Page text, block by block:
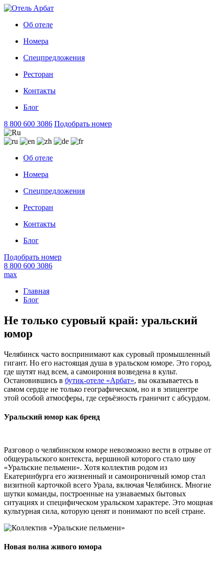
Об отеле
Номера
Спецпредложения
Ресторан
Контакты
Блог
8 800 600 3086 Подобрать номер
Об отеле
Номера
Спецпредложения
Ресторан
Контакты
Блог
Подобрать номер
8 800 600 3086
max
Главная
Блог
Не только суровый край: уральский
юмор
Челябинск часто воспринимают как суровый промышленный
гигант. Но его настоящая душа в уральском юморе. Это город,
где шутят над всем, а самоирония возведена в культ.
Остановившись в бутик-отеле «Арбат», вы оказываетесь в
самом сердце не только географическом, но и в эпицентре
этой особой атмосферы, где серьёзность граничит с абсурдом.
Уральский юмор как бренд
Разговор о челябинском юморе невозможно вести в отрыве от
общеуральского контекста, вершиной которого стало шоу
«Уральские пельмени». Хотя коллектив родом из
Екатеринбурга его жизненный и самоироничный юмор стал
визитной карточкой всего Урала, включая Челябинск. Многие
шутки команды, построенные на узнаваемых бытовых
ситуациях и специфическом уральском характере. Это мощная
культурная сила, которую ценят и понимают по всей стране.
Новая волна живого юмора